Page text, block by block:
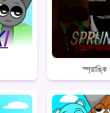
স্প্রাঙ্কি